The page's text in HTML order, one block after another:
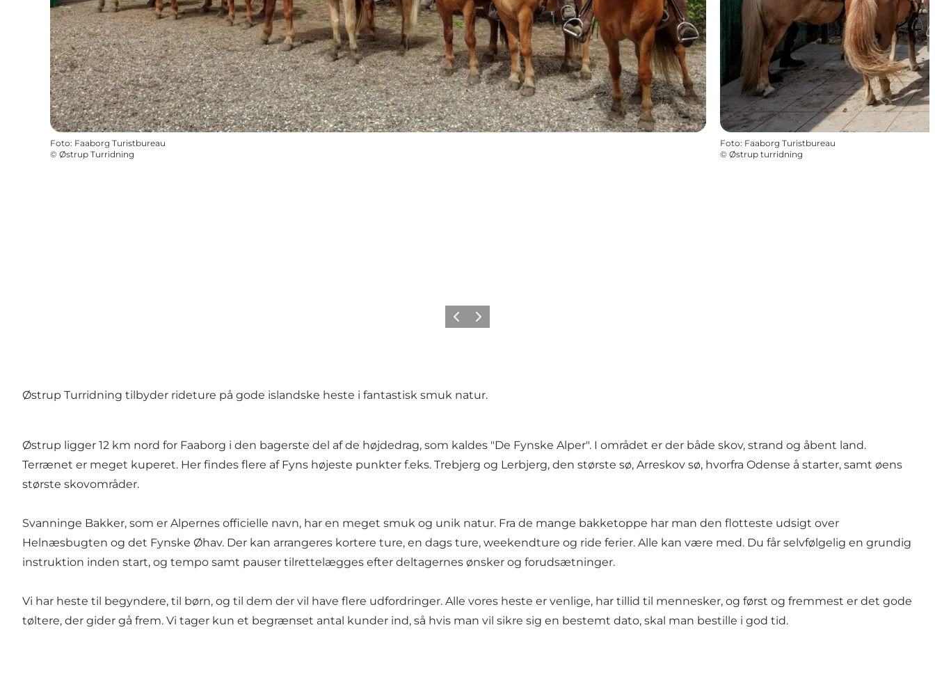
Foto: Faaborg Turistbureau
© Østrup Turridning
Foto: Faaborg Turistbureau
© Østrup turridning
ForrigeNæste
Østrup Turridning tilbyder rideture på gode islandske heste i fantastisk smuk natur.
Østrup ligger 12 km nord for Faaborg i den bagerste del af de højdedrag, som kaldes "De Fynske Alper". I området er der både skov, strand og åbent land.
Terrænet er meget kuperet. Her findes flere af Fyns højeste punkter f.eks. Trebjerg og Lerbjerg, den største sø, Arreskov sø, hvorfra Odense å starter, samt øens
største skovområder.
Svanninge Bakker, som er Alpernes officielle navn, har en meget smuk og unik natur. Fra de mange bakketoppe har man den flotteste udsigt over
Helnæsbugten og det Fynske Øhav. Der kan arrangeres kortere ture, en dags ture, weekendture og ride ferier. Alle kan være med. Du får selvfølgelig en grundig
instruktion inden start, og tempo samt pauser tilrettelægges efter deltagernes ønsker og forudsætninger.
Vi har heste til begyndere, til børn, og til dem der vil have flere udfordringer. Alle vores heste er venlige, har tillid til mennesker, og først og fremmest er det gode
tøltere, der gider gå frem. Vi tager kun et begrænset antal kunder ind, så hvis man vil sikre sig en bestemt dato, skal man bestille i god tid.